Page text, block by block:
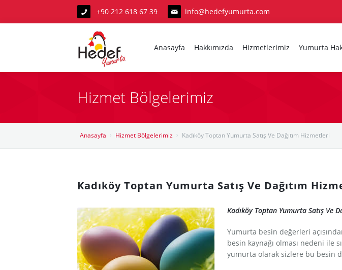
+90 212 618 67 39 info@hedefyumurta.com
Anasayfa Hakkımızda Hizmetlerimiz Yumurta
Anasayfa
Yumurta Hakkında
Hizmet Bölgelerimiz
Ürünlerimiz
Galeri
Hizmet Bölgelerimiz
Anasayfa Hizmet Bölgelerimiz Kadıköy Toptan Yumurta Satış Ve Dağıtım Hizmetleri
Kadıköy Toptan Yumurta Satış Ve Dağıtım
Kadıköy Toptan Yumurta Satış Ve
Yumurta besin değerleri
besin kaynağı olması nedeni ile
yumurta olarak sizlere bu besin